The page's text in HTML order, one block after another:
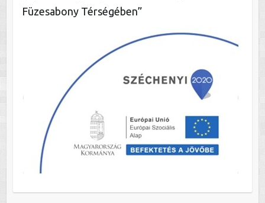
Füzesabony Térségében”